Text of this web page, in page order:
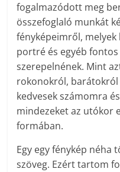
fogalmazódott meg
összefoglaló munkát
fényképeimről,
portré és egyéb
szerepelnének. Mint
rokonokról, barátokról
kedvesek számomra
mindezeket az utókor
formában.
Egy egy fénykép néha
szöveg. Ezért tartom